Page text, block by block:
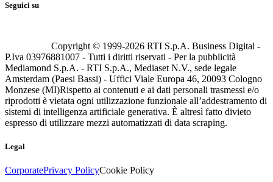
Seguici su
Copyright © 1999-2026 RTI S.p.A. Business Digital -
P.Iva 03976881007 - Tutti i diritti riservati - Per la pubblicità
Mediamond S.p.A. - RTI S.p.A., Mediaset N.V., sede legale
Amsterdam (Paesi Bassi) - Uffici Viale Europa 46, 20093 Cologno
Monzese (MI)Rispetto ai contenuti e ai dati personali trasmessi e/o
riprodotti è vietata ogni utilizzazione funzionale all’addestramento di
sistemi di intelligenza artificiale generativa. È altresì fatto divieto
espresso di utilizzare mezzi automatizzati di data scraping.
Legal
CorporatePrivacy PolicyCookie Policy